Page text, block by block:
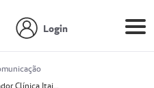
Login
Prestador Clínica Itaipú Ltda (51004348-2)